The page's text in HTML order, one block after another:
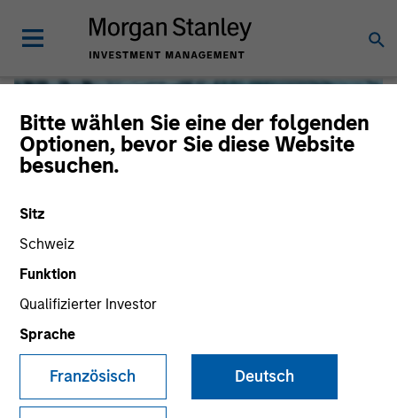
Bitte wählen Sie eine der folgenden
Optionen, bevor Sie diese Website
besuchen.
Sitz
Schweiz
Funktion
Qualifizierter Investor
Sprache
Französisch Deutsch
Global Liquidity
We offer investments across the world’s liquidity markets
to meet a range of investors’ needs for income, liquidity
and capital preservation.